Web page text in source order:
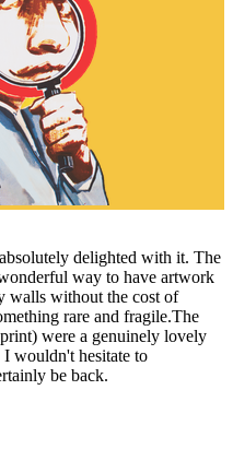
delighted with it. The
way to have artwork
walls without the cost of
rare and fragile.The
were a genuinely lovely
I wouldn't hesitate to
be back.